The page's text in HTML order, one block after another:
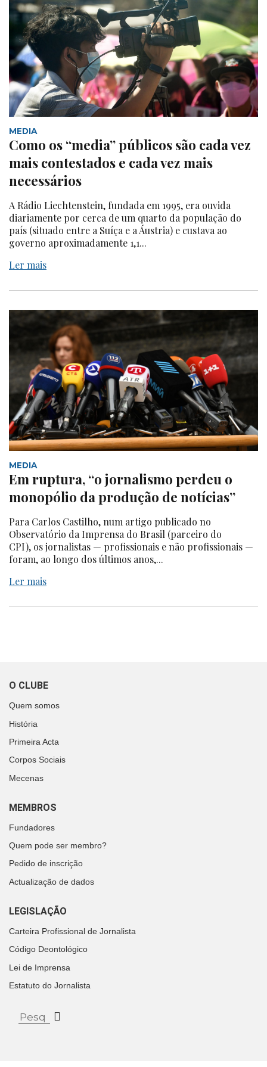
MEDIA
Como os “media” públicos são cada vez
mais contestados e cada vez mais
necessários
A Rádio Liechtenstein, fundada em 1995, era ouvida
diariamente por cerca de um quarto da população do
país (situado entre a Suíça e a Áustria) e custava ao
governo aproximadamente 1,1...
Ler mais
MEDIA
Em ruptura, “o jornalismo perdeu o
monopólio da produção de notícias”
Para Carlos Castilho, num artigo publicado no
Observatório da Imprensa do Brasil (parceiro do
CPI), os jornalistas — profissionais e não profissionais —
foram, ao longo dos últimos anos,...
Ler mais
O CLUBE
Quem somos
História
Primeira Acta
Corpos Sociais
Mecenas
MEMBROS
Fundadores
Quem pode ser membro?
Pedido de inscrição
Actualização de dados
LEGISLAÇÃO
Carteira Profissional de Jornalista
Código Deontológico
Lei de Imprensa
Estatuto do Jornalista